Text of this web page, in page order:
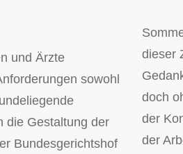
und Ärzte
sowohl
die Gestaltung der
Bundesgerichtshof
dieser
doch
der
der